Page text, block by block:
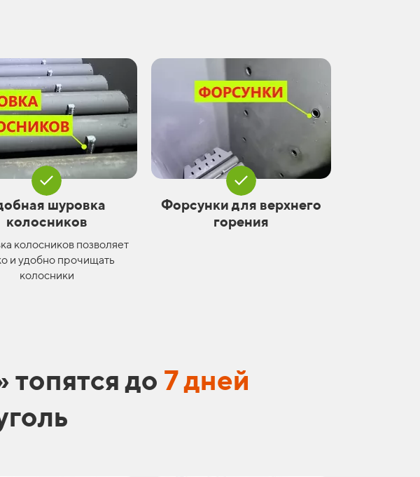
шуровка
колосников
колосников позволяет
и удобно прочищать
колосники
Форсунки для верхнего
горения
до 7 дней